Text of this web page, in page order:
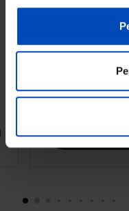
sobre cookies através
Política de
4,50